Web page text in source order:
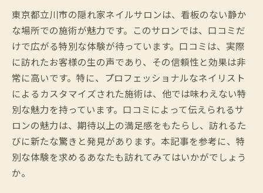
東京都立川市の隠れ家ネイルサロンは、看板のない静か
な場所での施術が魅力です。このサロンでは、口コミだ
けで広がる特別な体験が待っています。口コミは、実際
に訪れたお客様の生の声であり、その信頼性と効果は非
常に高いです。特に、プロフェッショナルなネイリスト
によるカスタマイズされた施術は、他では味わえない特
別な魅力を持っています。口コミによって伝えられるサ
ロンの魅力は、期待以上の満足感をもたらし、訪れるた
びに新たな驚きと発見があります。本記事を参考に、特
別な体験を求めるあなたも訪れてみてはいかがでしょう
か。